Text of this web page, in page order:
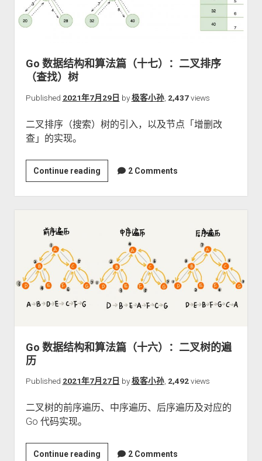
（十
二
树
Go 数据结构和算法篇（十七）：二叉排序
（查找）树
Published 2021年7月29日 by极客小孙, 2,437views
二叉排序（搜索）树的引入，以及节点「增删改
查」的实现。
Continue readingGo
数
据
法
篇
七）：
排
（查
树
2 Comments
Go 数据结构和算法篇（十六）：二叉树的遍
历
Published 2021年7月27日 by极客小孙, 2,492views
二叉树的前序遍历、中序遍历、后序遍历及对应的
Go 代码实现。
Continue readingGo
2 Comments